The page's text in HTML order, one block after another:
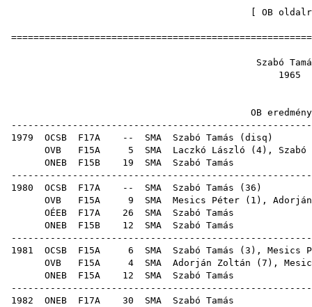
OB
Szabó
OB
1979 OCSB F17A -- SMA Szabó Tamás ( disq
OVB F15A 5 SMA Laczkó László ( 4), Szabó
ONEB F15B 19 SMA
1980 OCSB F17A -- SMA Szabó Tamás ( 36
OVB F15A 9 SMA Mesics Péter ( 1 ),
OÉEB F17A 26 SMA
ONEB F15B 12 SMA
1981 OCSB F15A 6 SMA Szabó Tamás ( 3 ), Mesics
OVB F15A 4 SMA Adorján Zoltán ( 7 ),
ONEB F15A 12 SMA
1982 ONEB F17A 30 SMA